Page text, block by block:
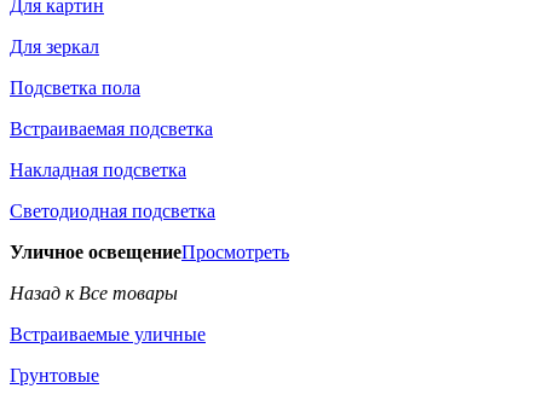
Для картин
Для зеркал
Подсветка пола
Встраиваемая подсветка
Накладная подсветка
Светодиодная подсветка
Уличное освещениеПросмотреть
Назад к Все товары
Встраиваемые уличные
Грунтовые